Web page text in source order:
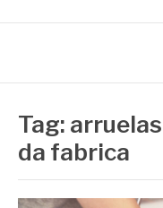
Tag:
da fabrica